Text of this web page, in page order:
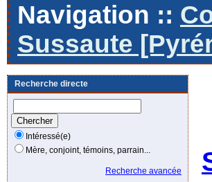
Navigation ::
Sussaute
Recherche directe
Intéressé(e)
Mère, conjoint, témoins, parrain...
Recherche avancée